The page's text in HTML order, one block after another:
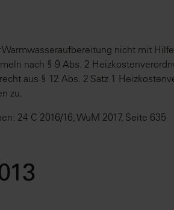
nicht mit
nach § 9 Abs. 2
aus § 12 Abs. 2 Satz 1
zu.
24 C 2016/16, WuM 2017, Seite 635